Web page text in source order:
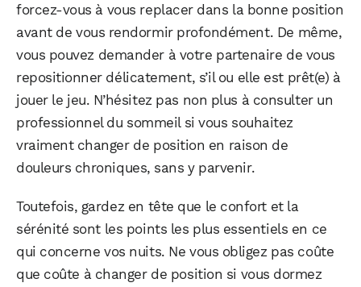
forcez-vous à vous replacer dans la bonne position
avant de vous rendormir profondément. De même,
vous pouvez demander à votre partenaire de vous
repositionner délicatement, s’il ou elle est prêt(e) à
jouer le jeu. N’hésitez pas non plus à consulter un
professionnel du sommeil si vous souhaitez
vraiment changer de position en raison de
douleurs chroniques, sans y parvenir.
Toutefois, gardez en tête que le confort et la
sérénité sont les points les plus essentiels en ce
qui concerne vos nuits. Ne vous obligez pas coûte
que coûte à changer de position si vous dormez